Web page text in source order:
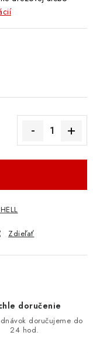
Zdieľať
doručenie
doručujeme do
24 hod.